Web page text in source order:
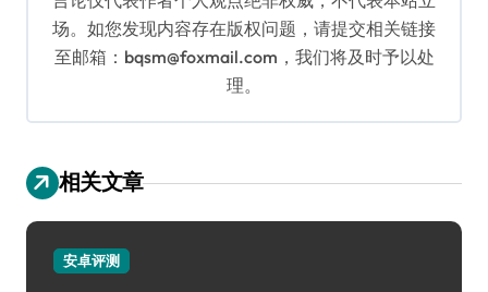
场。如您发现内容存在版权问题，请提交相关链接
至邮箱：bqsm@foxmail.com，我们将及时予以处
理。
相关文章
安卓评测